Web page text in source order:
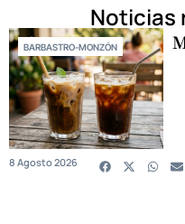
Noticias
BARBASTRO-MONZÓN
8 Agosto 2026